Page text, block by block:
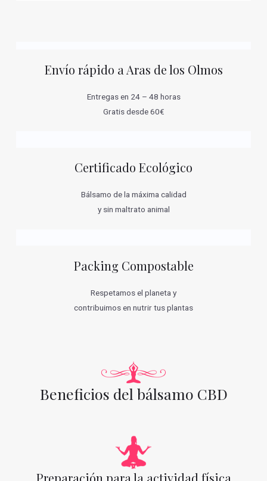
Envío rápido a Aras de los Olmos
Entregas en 24 – 48 horas
Gratis desde 60€
Certificado Ecológico
Bálsamo de la máxima calidad
y sin maltrato animal
Packing Compostable
Respetamos el planeta y
contribuimos en nutrir tus plantas
Beneficios del bálsamo CBD
Preparación para la actividad física